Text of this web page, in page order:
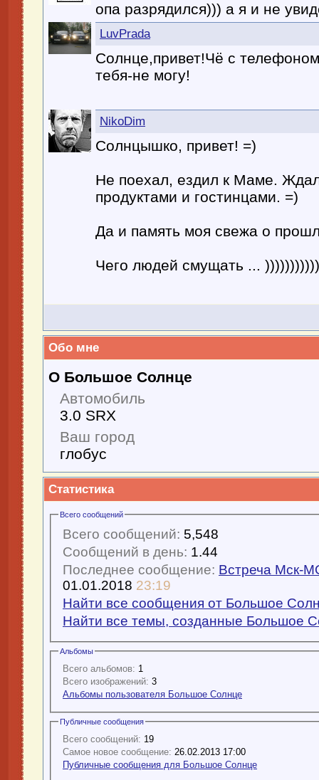
опа разрядился))) а я и не
LuvPrada
Солнце,привет!Чё с
тебя-не могу!
NikoDim
Солнцышко, привет! =)
Не поехал, ездил к Маме.
продуктами и гостинцами. =)
Да и память моя свежа о
Чего людей смущать ...
Обо мне
О Большое Солнце
Автомобиль
3.0 SRX
Ваш город
глобус
Статистика
Всего сообщений
Всего сообщений: 5,548
Сообщений в день: 1.44
Последнее сообщение: Встреча Мск-
01.01.2018 23:19
Найти все сообщения от Большое
Найти все темы, созданные Большое
Альбомы
Всего альбомов: 1
Всего изображений: 3
Альбомы пользователя Большое Солнце
Публичные сообщения
Всего сообщений: 19
Самое новое сообщение: 26.02.2013 17:00
Публичные сообщения для Большое Солнце